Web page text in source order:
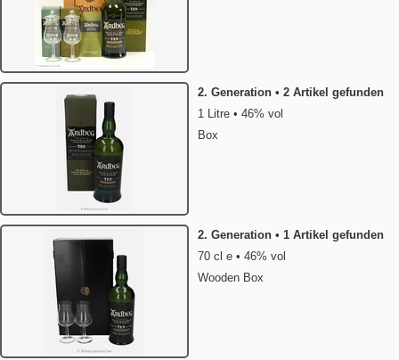
2. Generation • 2 Artikel gefunden
1 Litre • 46% vol
Box
2. Generation • 1 Artikel gefunden
70 cl e • 46% vol
Wooden Box